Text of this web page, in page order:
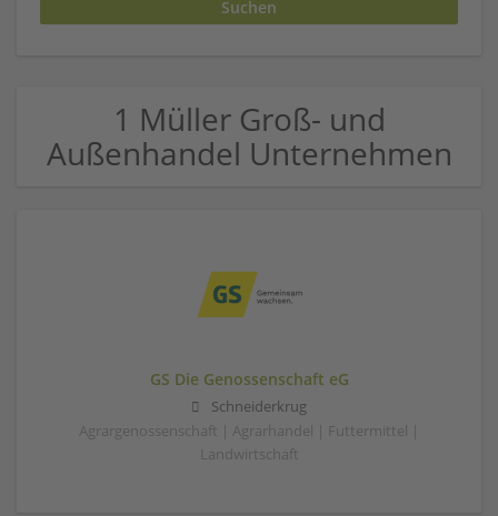
1 Müller Groß- und
Außenhandel Unternehmen
GS Die Genossenschaft eG
Schneiderkrug
Agrargenossenschaft | Agrarhandel | Futtermittel |
Landwirtschaft